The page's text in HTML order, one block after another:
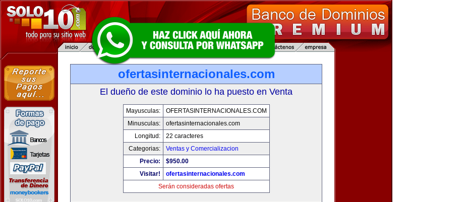
ofertasinternacionales.com
El dueño de este dominio lo ha puesto en Venta
Mayusculas:
OFERTASINTERNACIONALES.COM
Minusculas:
ofertasinternacionales.com
Longitud:
22 caracteres
Categorias:
Ventas y Comercializacion
Precio:
$950.00
Visitar!
ofertasinternacionales.com
Serán consideradas ofertas